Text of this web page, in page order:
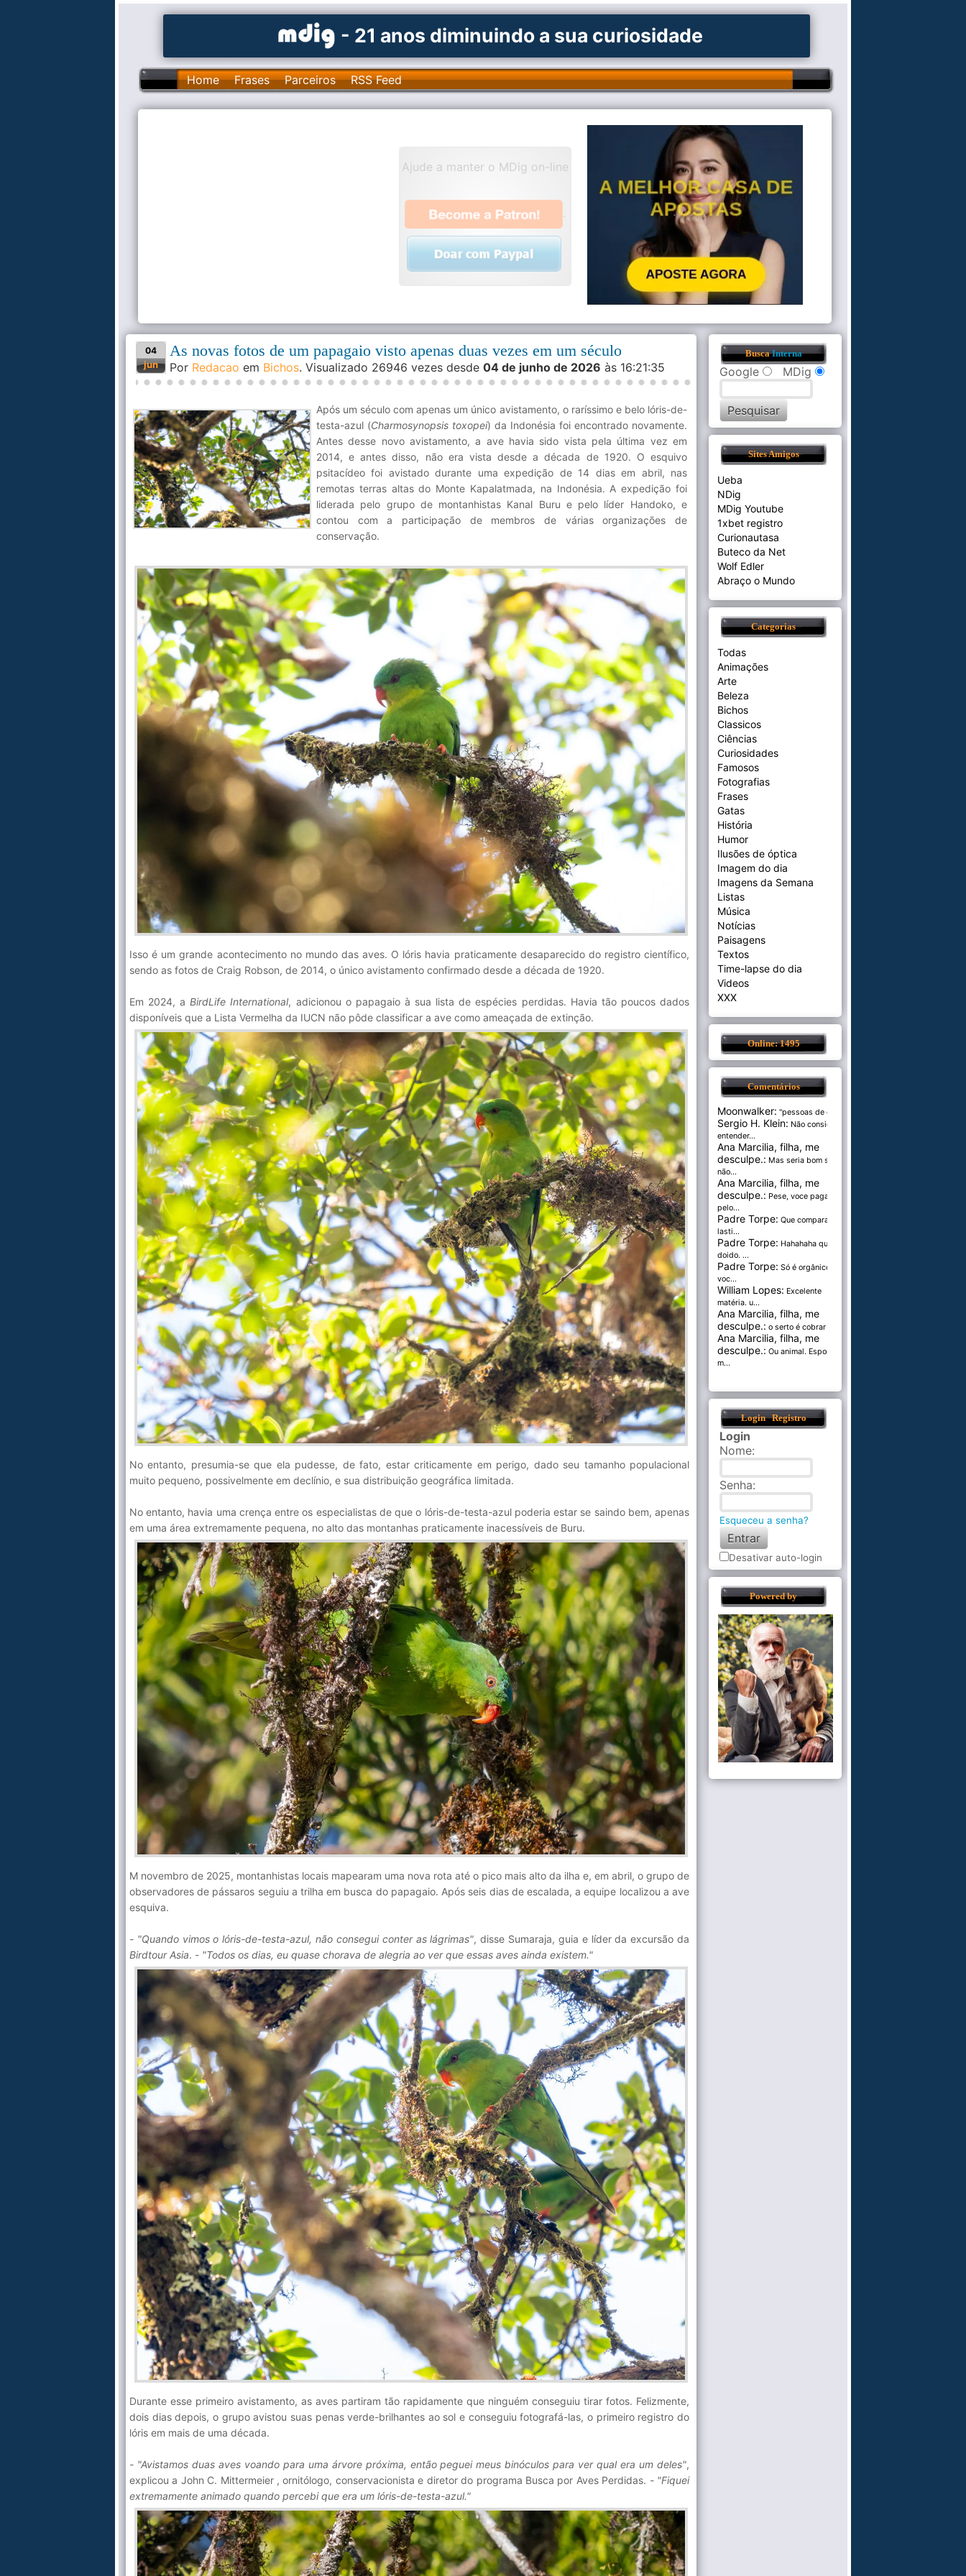
- 21 anos diminuindo a sua curiosidade
Home Frases Parceiros RSS Feed
Ajude a manter o MDig on-line
.
04
jun
As novas fotos de um papagaio visto apenas duas vezes em um século
Por Redacao em Bichos. Visualizado 26946 vezes desde 04 de junho de 2026 às 16:21:35
Após um século com apenas um único avistamento, o raríssimo e belo lóris-de-
testa-azul (Charmosynopsis toxopei) da Indonésia foi encontrado novamente.
Antes desse novo avistamento, a ave havia sido vista pela última vez em
2014, e antes disso, não era vista desde a década de 1920. O esquivo
psitacídeo foi avistado durante uma expedição de 14 dias em abril, nas
remotas terras altas do Monte Kapalatmada, na Indonésia. A expedição foi
liderada pelo grupo de montanhistas Kanal Buru e pelo líder Handoko, e
contou com a participação de membros de várias organizações de
conservação.
Isso é um grande acontecimento no mundo das aves. O lóris havia praticamente desaparecido do registro científico,
sendo as fotos de Craig Robson, de 2014, o único avistamento confirmado desde a década de 1920.
Em 2024, aBirdLife International, adicionou o papagaio à sua lista de espécies perdidas. Havia tão poucos dados
disponíveis que a Lista Vermelha da IUCN não pôde classificar a ave como ameaçada de extinção.
No entanto, presumia-se que ela pudesse, de fato, estar criticamente em perigo, dado seu tamanho populacional
muito pequeno, possivelmente em declínio, e sua distribuição geográfica limitada.
No entanto, havia uma crença entre os especialistas de que o lóris-de-testa-azul poderia estar se saindo bem, apenas
em uma área extremamente pequena, no alto das montanhas praticamente inacessíveis de Buru.
M novembro de 2025, montanhistas locais mapearam uma nova rota até o pico mais alto da ilha e, em abril, o grupo de
observadores de pássaros seguiu a trilha em busca do papagaio. Após seis dias de escalada, a equipe localizou a ave
esquiva.
- "Quando vimos o lóris-de-testa-azul, não consegui conter as lágrimas", disse Sumaraja, guia e líder da excursão da
Birdtour Asia. - "Todos os dias, eu quase chorava de alegria ao ver que essas aves ainda existem."
Durante esse primeiro avistamento, as aves partiram tão rapidamente que ninguém conseguiu tirar fotos. Felizmente,
dois dias depois, o grupo avistou suas penas verde-brilhantes ao sol e conseguiu fotografá-las, o primeiro registro do
lóris em mais de uma década.
- "Avistamos duas aves voando para uma árvore próxima, então peguei meus binóculos para ver qual era um deles",
explicou a John C. Mittermeier , ornitólogo, conservacionista e diretor do programa Busca por Aves Perdidas. - "Fiquei
extremamente animado quando percebi que era um lóris-de-testa-azul."
BuscaInterna
Google MDig
Sites Amigos
Ueba
NDig
MDig Youtube
1xbet registro
Curionautasa
Buteco da Net
Wolf Edler
Abraço o Mundo
Categorias
Todas
Animações
Arte
Beleza
Bichos
Classicos
Ciências
Curiosidades
Famosos
Fotografias
Frases
Gatas
História
Humor
Ilusões de óptica
Imagem do dia
Imagens da Semana
Listas
Música
Notícias
Paisagens
Textos
Time-lapse do dia
Videos
XXX
Online: 1495
Comentários
Moonwalker: "pessoas de cer...
Sergio H. Klein: Não consigo
entender...
Ana Marcilia, filha, me
desculpe.: Mas seria bom se
não...
Ana Marcilia, filha, me
desculpe.: Pese, voce paga
pelo...
Padre Torpe: Que comparação
lasti...
Padre Torpe: Hahahaha que
doido. ...
Padre Torpe: Só é orgânico se
voc...
William Lopes: Excelente
matéria. u...
Ana Marcilia, filha, me
desculpe.: o serto é cobrar pel...
Ana Marcilia, filha, me
desculpe.: Ou animal. Esponja
m...
Login Registro
Login
Nome:
Senha:
Esqueceu a senha?
Desativar auto-login
Powered by